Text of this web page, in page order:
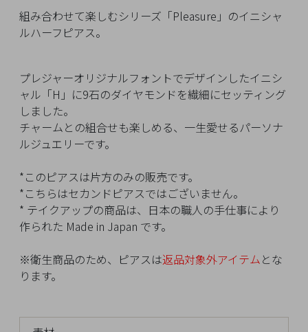
組み合わせて楽しむシリーズ「Pleasure」のイニシャ
ルハーフピアス。
プレジャーオリジナルフォントでデザインしたイニシ
ャル「H」に9石のダイヤモンドを繊細にセッティング
しました。
チャームとの組合せも楽しめる、一生愛せるパーソナ
ルジュエリーです。
*このピアスは片方のみの販売です。
*こちらはセカンドピアスではございません。
* テイクアップの商品は、日本の職人の手仕事により
作られた Made in Japan です。
※衛生商品のため、ピアスは返品対象外アイテムとな
ります。
マ
イ
ペ
ジ
お
気
入
り
ア
イ
ム
近